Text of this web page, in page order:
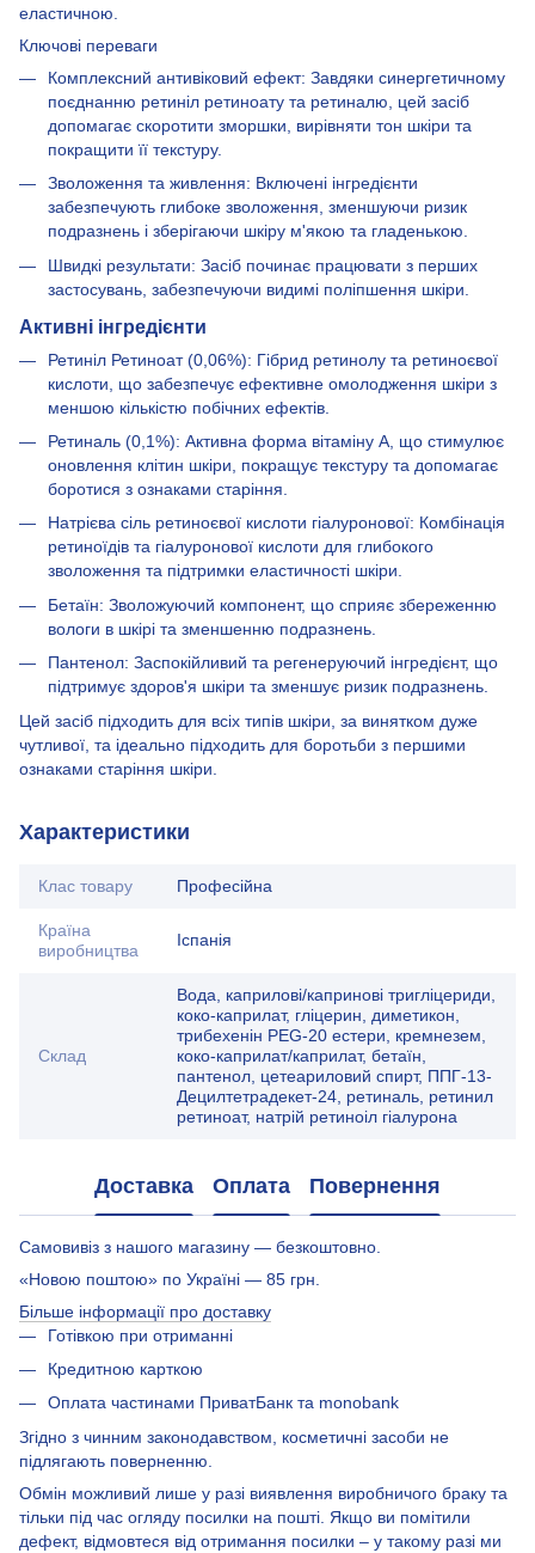
еластичною.
Ключові переваги
Комплексний антивіковий ефект: Завдяки синергетичному
поєднанню ретиніл ретиноату та ретиналю, цей засіб
допомагає скоротити зморшки, вирівняти тон шкіри та
покращити її текстуру.
Зволоження та живлення: Включені інгредієнти
забезпечують глибоке зволоження, зменшуючи ризик
подразнень і зберігаючи шкіру м'якою та гладенькою.
Швидкі результати: Засіб починає працювати з перших
застосувань, забезпечуючи видимі поліпшення шкіри.
Активні інгредієнти
Ретиніл Ретиноат (0,06%): Гібрид ретинолу та ретиноєвої
кислоти, що забезпечує ефективне омолодження шкіри з
меншою кількістю побічних ефектів.
Ретиналь (0,1%): Активна форма вітаміну А, що стимулює
оновлення клітин шкіри, покращує текстуру та допомагає
боротися з ознаками старіння.
Натрієва сіль ретиноєвої кислоти гіалуронової: Комбінація
ретиноїдів та гіалуронової кислоти для глибокого
зволоження та підтримки еластичності шкіри.
Бетаїн: Зволожуючий компонент, що сприяє збереженню
вологи в шкірі та зменшенню подразнень.
Пантенол: Заспокійливий та регенеруючий інгредієнт, що
підтримує здоров'я шкіри та зменшує ризик подразнень.
Цей засіб підходить для всіх типів шкіри, за винятком дуже
чутливої, та ідеально підходить для боротьби з першими
ознаками старіння шкіри.
Характеристики
Клас товару Професійна
Країна
виробництва
Іспанія
Склад
Вода, каприлові/капринові тригліцериди,
коко-каприлат, гліцерин, диметикон,
трибехенін PEG-20 естери, кремнезем,
коко-каприлат/каприлат, бетаїн,
пантенол, цетеариловий спирт, ППГ-13-
Децилтетрадекет-24, ретиналь, ретинил
ретиноат, натрій ретиноіл гіалурона
Доставка Оплата Повернення
Самовивіз з нашого магазину — безкоштовно.
«Новою поштою» по Україні — 85 грн.
Більше інформації про доставку
Готівкою при отриманні
Кредитною карткою
Оплата частинами ПриватБанк та monobank
Згідно з чинним законодавством, косметичні засоби не
підлягають поверненню.
Обмін можливий лише у разі виявлення виробничого браку та
тільки під час огляду посилки на пошті. Якщо ви помітили
дефект, відмовтеся від отримання посилки – у такому разі ми